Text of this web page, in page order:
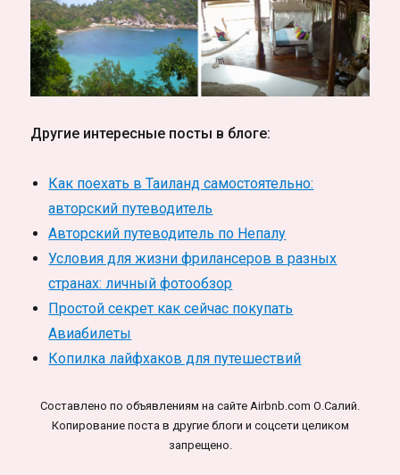
Другие интересные посты в блоге:
Как поехать в Таиланд самостоятельно:
авторский путеводитель
Авторский путеводитель по Непалу
Условия для жизни фрилансеров в разных
странах: личный фотообзор
Простой секрет как сейчас покупать
Авиабилеты
Копилка лайфхаков для путешествий
Составлено по объявлениям на сайте Airbnb.com О.Салий.
Копирование поста в другие блоги и соцсети целиком
запрещено.